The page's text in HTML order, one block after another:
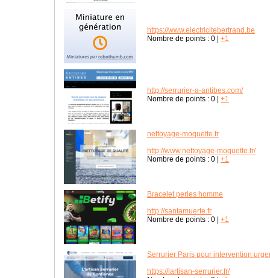
https://www.electricitebertrand.be
Nombre de points : 0 +1
http://serrurier-a-antibes.com/
Nombre de points : 0 +1
nettoyage-moquette.fr
http://www.nettoyage-moquette.fr/
Nombre de points : 0 +1
Bracelet perles homme
http://santamuerte.fr
Nombre de points : 0 +1
Serrurier Paris pour intervention
https://lartisan-serrurier.fr/